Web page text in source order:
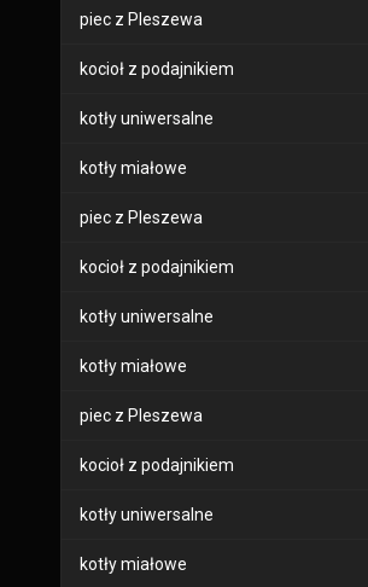
piec z Pleszewa
kocioł z podajnikiem
kotły uniwersalne
kotły miałowe
piec z Pleszewa
kocioł z podajnikiem
kotły uniwersalne
kotły miałowe
piec z Pleszewa
kocioł z podajnikiem
kotły uniwersalne
kotły miałowe